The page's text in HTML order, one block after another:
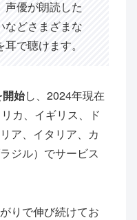
声優が朗読した
などさまざまな
で聴けます。
始し、2024年現在
リカ、イギリス、ド
ア、イタリア、カ
ジル）でサービス
りで伸び続けてお